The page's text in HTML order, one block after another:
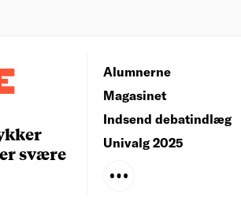
svære
Alumnerne
Magasinet
Indsend debatindlæg
Univalg 2025